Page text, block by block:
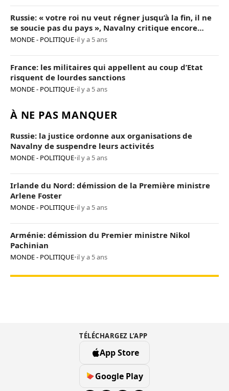
Russie: « votre roi nu veut régner jusqu’à la fin, il ne
se soucie pas du pays », Navalny critique encore
Poutine
MONDE - POLITIQUE•il y a 5 ans
France: les militaires qui appellent au coup d’Etat
risquent de lourdes sanctions
MONDE - POLITIQUE•il y a 5 ans
À NE PAS MANQUER
Russie: la justice ordonne aux organisations de
Navalny de suspendre leurs activités
MONDE - POLITIQUE•il y a 5 ans
Irlande du Nord: démission de la Première ministre
Arlene Foster
MONDE - POLITIQUE•il y a 5 ans
Arménie: démission du Premier ministre Nikol
Pachinian
MONDE - POLITIQUE•il y a 5 ans
TÉLÉCHARGEZ L’APP
App Store
Google Play